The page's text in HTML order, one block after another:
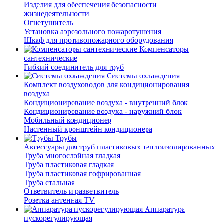
Изделия для обеспечения безопасности
жизнедеятельности
Огнетушитель
Установка аэрозольного пожаротушения
Шкаф для противопожарного оборудования
Компенсаторы
сантехнические
Гибкий соединитель для труб
Системы охлаждения
Комплект воздуховодов для кондиционирования
воздуха
Кондиционирование воздуха - внутренний блок
Кондиционирование воздуха - наружний блок
Мобильный кондиционер
Настенный кронштейн кондиционера
Трубы
Аксессуары для труб пластиковых теплоизолированных
Труба многослойная гладкая
Труба пластиковая гладкая
Труба пластиковая гофрированная
Труба стальная
Ответвитель и разветвитель
Розетка антенная TV
Аппаратура
пускорегулирующая